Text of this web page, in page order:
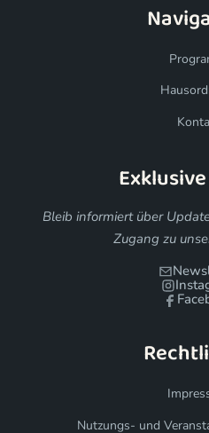
Bleib informiert über
Zugang zu
Nutzungs- und